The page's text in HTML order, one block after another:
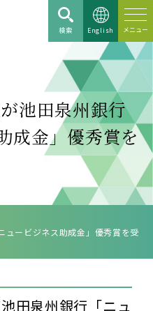
検索 English
池田泉州銀行
成金」優秀賞を
ュービジネス助成金」優秀賞を受
田泉州銀行「ニュ